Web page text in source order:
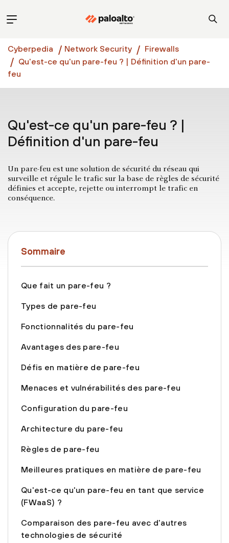
Cyberpedia Network Security
Firewalls
Qu'est-ce qu'un pare-feu ? | Définition d'un pare-
feu
Qu'est-ce qu'un pare-feu ? |
Définition d'un pare-feu
Un pare-feu est une solution de sécurité du réseau qui
surveille et régule le trafic sur la base de règles de sécurité
définies et accepte, rejette ou interrompt le trafic en
conséquence.
Sommaire
Que fait un pare-feu ?
Types de pare-feu
Fonctionnalités du pare-feu
Avantages des pare-feu
Défis en matière de pare-feu
Menaces et vulnérabilités des pare-feu
Configuration du pare-feu
Architecture du pare-feu
Règles de pare-feu
Meilleures pratiques en matière de pare-feu
Qu'est-ce qu'un pare-feu en tant que service
(FWaaS) ?
Comparaison des pare-feu avec d'autres
technologies de sécurité